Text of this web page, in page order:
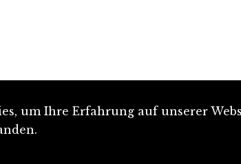
um Ihre Erfahrung auf unserer